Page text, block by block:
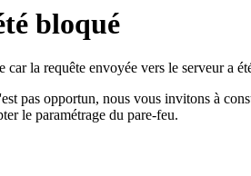
bloqué
la requête envoyée vers le serveur a
pas opportun, nous vous invitons à
le paramétrage du pare-feu.